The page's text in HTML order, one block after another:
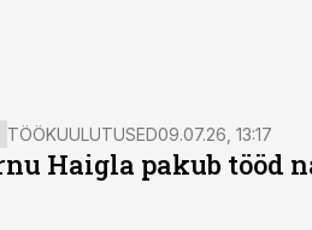
TÖÖKUULUTUSED09.07.26, 13:17
Haigla pakub tööd